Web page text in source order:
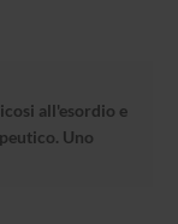
all'esordio e
Uno